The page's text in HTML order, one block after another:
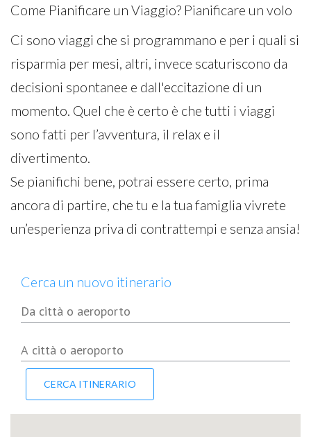
Come Pianificare un Viaggio? Pianificare un volo
Ci sono viaggi che si programmano e per i quali si
risparmia per mesi, altri, invece scaturiscono da
decisioni spontanee e dall'eccitazione di un
momento. Quel che è certo è che tutti i viaggi
sono fatti per l’avventura, il relax e il
divertimento.
Se pianifichi bene, potrai essere certo, prima
ancora di partire, che tu e la tua famiglia vivrete
un’esperienza priva di contrattempi e senza ansia!
Cerca un nuovo itinerario